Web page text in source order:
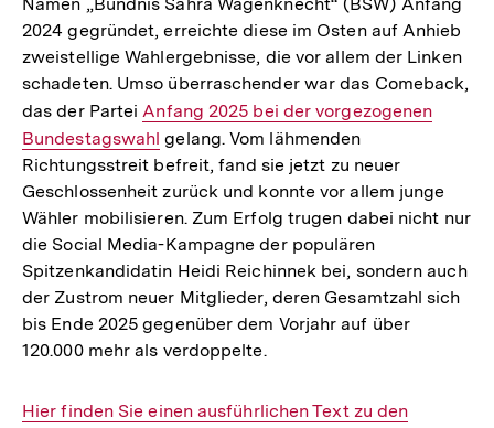
Namen „Bündnis Sahra Wagenknecht“ (BSW) Anfang
2024 gegründet, erreichte diese im Osten auf Anhieb
zweistellige Wahlergebnisse, die vor allem der Linken
schadeten. Umso überraschender war das Comeback,
das der ParteiInterner
Link:
Anfang 2025 bei der vorgezogenen
Bundestagswahl gelang. Vom lähmenden
Richtungsstreit befreit, fand sie jetzt zu neuer
Geschlossenheit zurück und konnte vor allem junge
Wähler mobilisieren. Zum Erfolg trugen dabei nicht nur
die Social Media-Kampagne der populären
Spitzenkandidatin Heidi Reichinnek bei, sondern auch
der Zustrom neuer Mitglieder, deren Gesamtzahl sich
bis Ende 2025 gegenüber dem Vorjahr auf über
120.000 mehr als verdoppelte.
Interner
Hier finden Sie einen ausführlichen Text zu den